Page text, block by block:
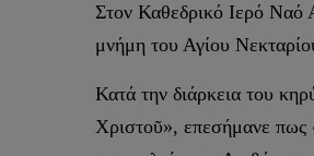
Στον Καθεδρικό Ιερό Ναό
μνήμη του Αγίου
Κατά την διάρκεια του
Χριστοῦ», επεσήμανε πως